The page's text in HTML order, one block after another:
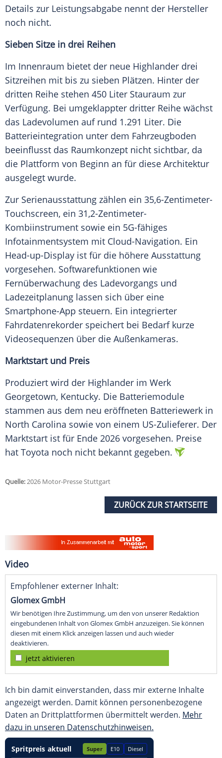
Details zur Leistungsabgabe nennt der Hersteller
noch nicht.
Sieben Sitze in drei Reihen
Im Innenraum bietet der neue Highlander drei
Sitzreihen mit bis zu sieben Plätzen. Hinter der
dritten Reihe stehen 450 Liter Stauraum zur
Verfügung. Bei umgeklappter dritter Reihe wächst
das Ladevolumen auf rund 1.291 Liter. Die
Batterieintegration unter dem Fahrzeugboden
beeinflusst das Raumkonzept nicht sichtbar, da
die Plattform von Beginn an für diese Architektur
ausgelegt wurde.
Zur Serienausstattung zählen ein 35,6-Zentimeter-
Touchscreen, ein 31,2-Zentimeter-
Kombiinstrument sowie ein 5G-fähiges
Infotainmentsystem mit Cloud-Navigation. Ein
Head-up-Display ist für die höhere Ausstattung
vorgesehen. Softwarefunktionen wie
Fernüberwachung des Ladevorgangs und
Ladezeitplanung lassen sich über eine
Smartphone-App steuern. Ein integrierter
Fahrdatenrekorder speichert bei Bedarf kurze
Videosequenzen über die Außenkameras.
Marktstart und Preis
Produziert wird der Highlander im Werk
Georgetown, Kentucky. Die Batteriemodule
stammen aus dem neu eröffneten Batteriewerk in
North Carolina sowie von einem US-Zulieferer. Der
Marktstart ist für Ende 2026 vorgesehen. Preise
hat Toyota noch nicht bekannt gegeben.
Quelle:2026 Motor-Presse Stuttgart
ZURÜCK ZUR STARTSEITE
Video
Empfohlener externer Inhalt:
Glomex GmbH
Wir benötigen Ihre Zustimmung, um den von unserer Redaktion
eingebundenen Inhalt von Glomex GmbH anzuzeigen. Sie können
diesen mit einem Klick anzeigen lassen und auch wieder
deaktivieren.
jetzt aktivieren
Ich bin damit einverstanden, dass mir externe Inhalte
angezeigt werden. Damit können personenbezogene
Daten an Drittplattformen übermittelt werden. Mehr
dazu in unseren Datenschutzhinweisen.